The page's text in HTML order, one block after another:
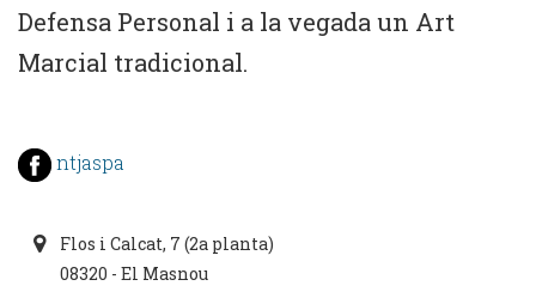
Defensa Personal i a la vegada un Art
Marcial tradicional.
ntjaspa
Flos i Calcat, 7 (2a planta)
08320 - El Masnou